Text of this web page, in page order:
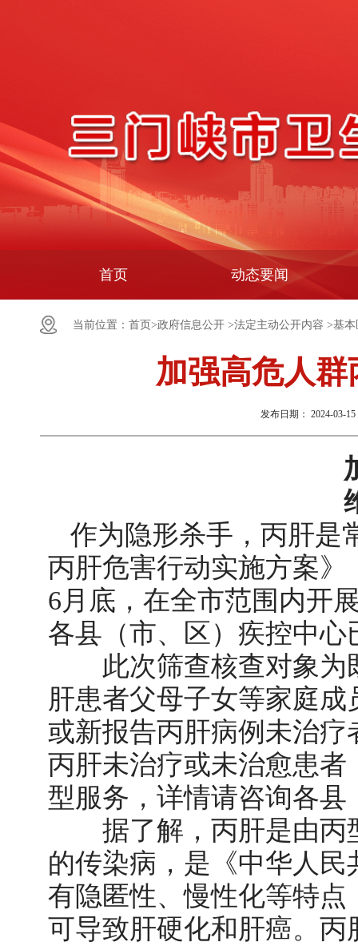
首页 动态要闻
当前位置： 首页>政府信息公开 >法定主动公开内容 >基本
加强高危人
发布日期： 2024-03-15
作为隐形杀手，丙肝是
丙肝危害行动实施方案
6月底，在全市范围内开
各县（市、区）疾控中
此次筛查核查对象为
肝患者父母子女等家庭
或新报告丙肝病例未治
丙肝未治疗或未治愈患
型服务，详情请咨询各
据了解，丙肝是由丙
的传染病，是《中华人
有隐匿性、慢性化等特
可导致肝硬化和肝癌。